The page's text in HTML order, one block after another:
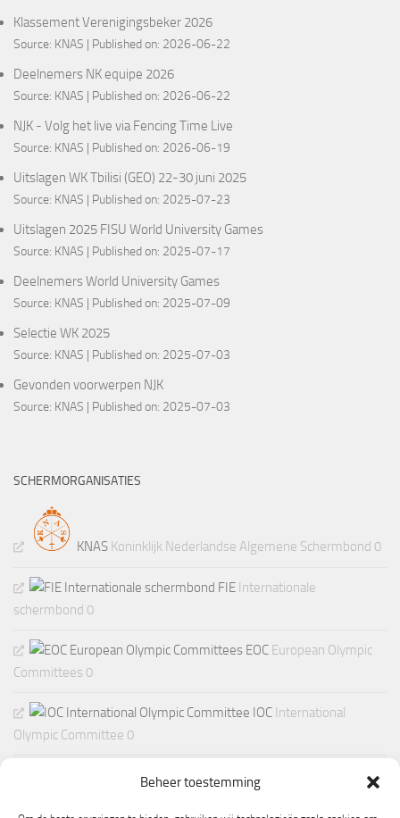
Beheer toestemming
Klassement Verenigingsbeker 2026
Source: KNAS Published on: 2026-06-22
Deelnemers NK equipe 2026
Source: KNAS Published on: 2026-06-22
NJK - Volg het live via Fencing Time Live
Source: KNAS Published on: 2026-06-19
Uitslagen WK Tbilisi (GEO) 22-30 juni 2025
Source: KNAS Published on: 2025-07-23
Uitslagen 2025 FISU World University Games
Source: KNAS Published on: 2025-07-17
Deelnemers World University Games
Source: KNAS Published on: 2025-07-09
Selectie WK 2025
Source: KNAS Published on: 2025-07-03
Gevonden voorwerpen NJK
Source: KNAS Published on: 2025-07-03
SCHERMORGANISATIES
KNAS Koninklijk Nederlandse Algemene Schermbond 0
FIE Internationale
schermbond 0
EOC European Olympic
Committees 0
IOC International
Olympic Committee 0